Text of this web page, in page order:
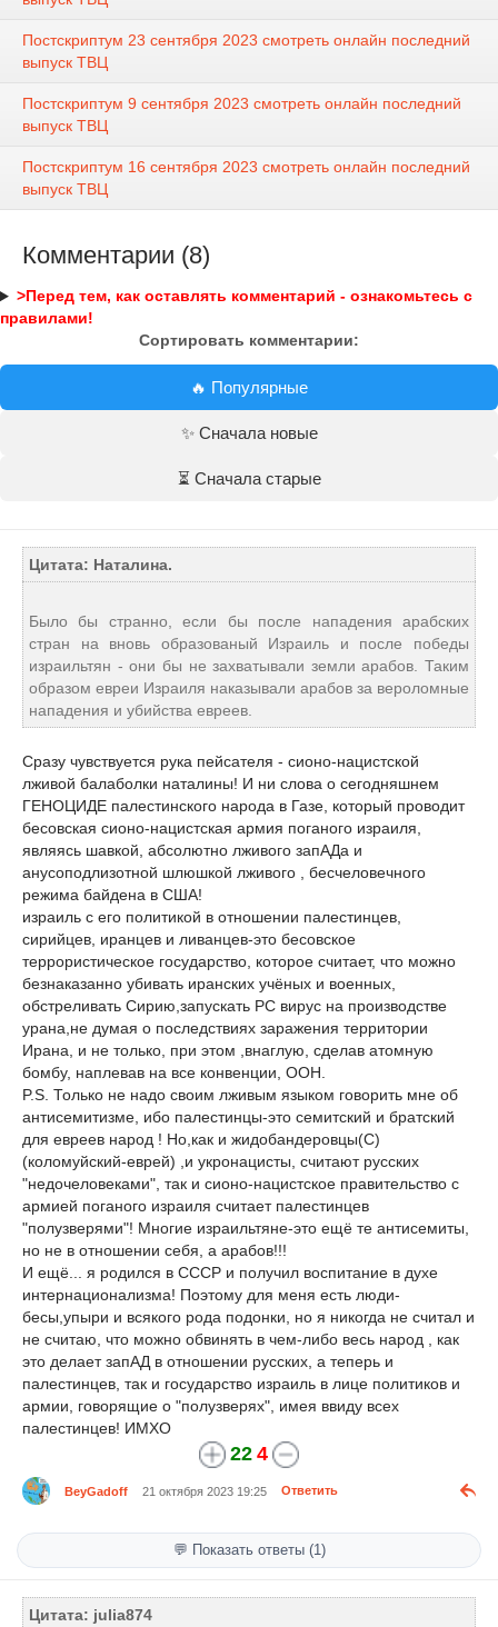
Постскриптум 23 сентября 2023 смотреть онлайн последний
выпуск ТВЦ
Постскриптум 9 сентября 2023 смотреть онлайн последний
выпуск ТВЦ
Постскриптум 16 сентября 2023 смотреть онлайн последний
выпуск ТВЦ
Комментарии (8)
>Перед тем, как оставлять комментарий - ознакомьтесь с
правилами!
Сортировать комментарии:
🔥 Популярные
✨ Сначала новые
⏳ Сначала старые
Цитата: Наталина.
Было бы странно, если бы после нападения арабских
стран на вновь образованый Израиль и после победы
израильтян - они бы не захватывали земли арабов. Таким
образом евреи Израиля наказывали арабов за вероломные
нападения и убийства евреев.
Сразу чувствуется рука пейсателя - сионо-нацистской
лживой балаболки наталины! И ни слова о cегодняшнем
ГЕНОЦИДЕ палестинского народа в Газе, который проводит
бесовская сионо-нацистская армия поганого израиля,
являясь шавкой, абсолютно лживого запАДа и
анусоподлизотной шлюшкой лживого , бесчеловечного
режима байдена в США!
израиль с его политикой в отношении палестинцев,
сирийцев, иранцев и ливанцев-это бесовское
террористическое государство, которое считает, что можно
безнаказанно убивать иранских учёных и военных,
обстреливать Сирию,запускать PC вируc на производстве
урана,не думая о последствиях заражения территории
Ирана, и не только, при этом ,внаглую, сделав атомную
бомбу, наплевав на все конвенции, ООН.
P.S. Только не надо своим лживым языком говорить мне об
антисемитизме, ибо палестинцы-это семитский и братский
для евреев народ ! Но,как и жидобандеровцы(С)
(коломуйский-еврей) ,и укронацисты, считают русских
"недочеловеками", так и сионо-нацистское правительство c
армией поганого израиля считает палестинцев
"полузверями"! Многие израильтяне-это ещё те антисемиты,
но не в отношении себя, а арабов!!!
И ещё... я родился в CCCР и получил воспитание в духе
интернационализма! Поэтому для меня есть люди-
бесы,упыри и всякого рода подонки, но я никогда не считал и
не считаю, что можно обвинять в чем-либо весь народ , как
это делает запАД в отношении русских, а теперь и
палестинцев, так и государство израиль в лице политиков и
армии, говорящие о "полузверях", имея ввиду всех
палестинцев! ИМХО
22 4
BeyGadoff 21 октября 2023 19:25 Ответить
💬 Показать ответы (1)
Цитата: julia874